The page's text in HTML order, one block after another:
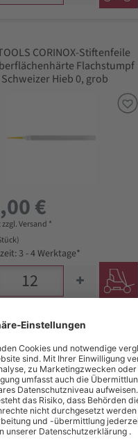
CORINOX-Stiftenfeile
Flachstumpf
Hieb 0, grob
€
Versand *
3 - 4 Werktage*
CORINOX-
hohe
Vierkant 150mm
Hieb 0, grob